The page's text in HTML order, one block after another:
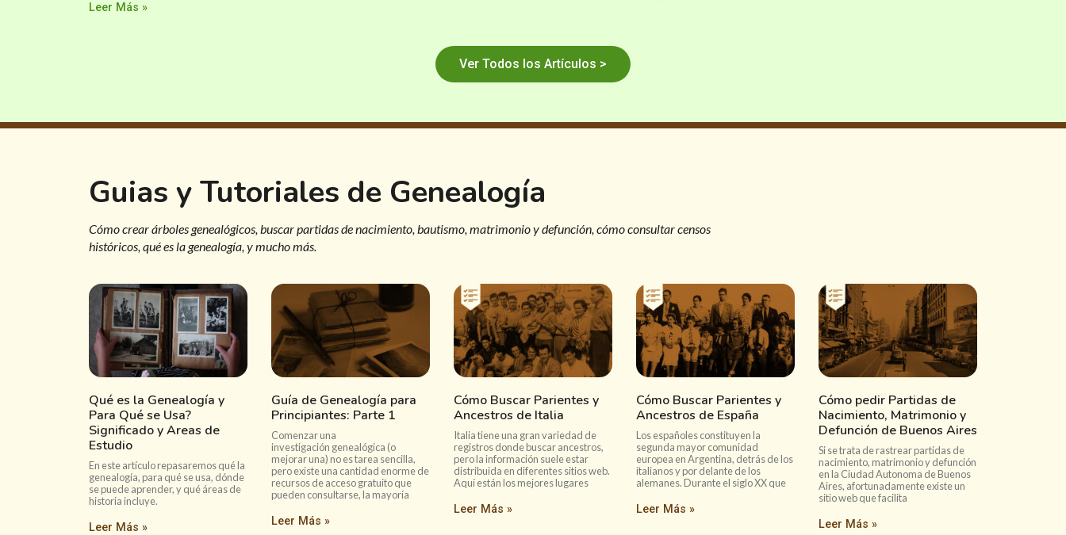
Leer Más »
Ver Todos los Artículos >
Guias y Tutoriales de Genealogía
Cómo crear árboles genealógicos, buscar partidas de nacimiento, bautismo, matrimonio y defunción, cómo consultar censos
históricos, qué es la genealogía, y mucho más.
Qué es la Genealogía y
Para Qué se Usa?
Significado y Areas de
Estudio
En este artículo repasaremos qué la
genealogía, para qué se usa, dónde
se puede aprender, y qué áreas de
historia incluye.
Leer Más »
Guía de Genealogía para
Principiantes: Parte 1
Comenzar una
investigación genealógica (o
mejorar una) no es tarea sencilla,
pero existe una cantidad enorme de
recursos de acceso gratuito que
pueden consultarse, la mayoría
Leer Más »
Cómo Buscar Parientes y
Ancestros de Italia
Italia tiene una gran variedad de
registros donde buscar ancestros,
pero la información suele estar
distribuida en diferentes sitios web.
Aquí están los mejores lugares
Leer Más »
Cómo Buscar Parientes y
Ancestros de España
Los españoles constituyen la
segunda mayor comunidad
europea en Argentina, detrás de los
italianos y por delante de los
alemanes. Durante el siglo XX que
Leer Más »
Cómo pedir Partidas de
Nacimiento, Matrimonio y
Defunción de Buenos Aires
Si se trata de rastrear partidas de
nacimiento, matrimonio y defunción
en la Ciudad Autonoma de Buenos
Aires, afortunadamente existe un
sitio web que facilita
Leer Más »